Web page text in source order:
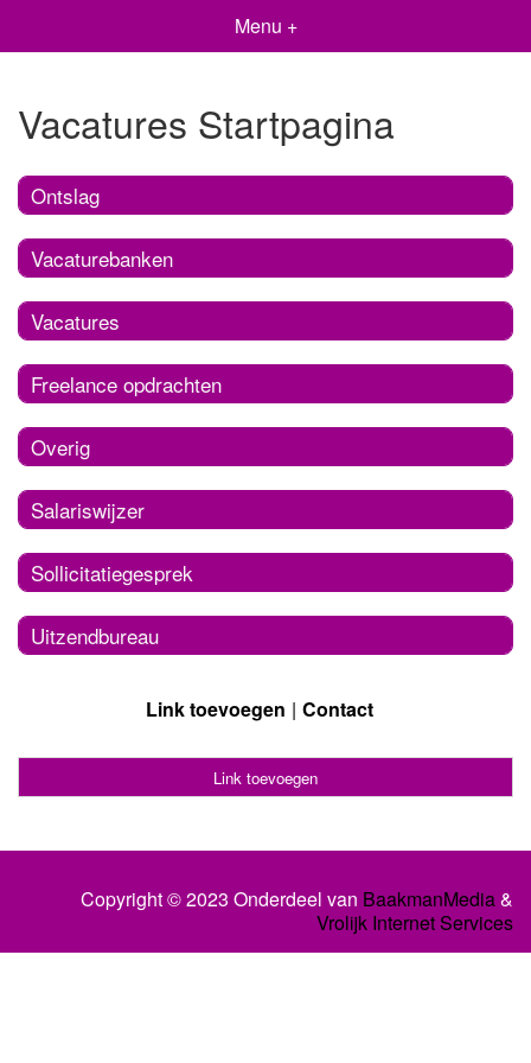
Menu +
Vacatures Startpagina
Ontslag
Vacaturebanken
Vacatures
Freelance opdrachten
Overig
Salariswijzer
Sollicitatiegesprek
Uitzendbureau
Link toevoegen Contact
Link toevoegen
Copyright © 2023 Onderdeel van BaakmanMedia&
Vrolijk Internet Services